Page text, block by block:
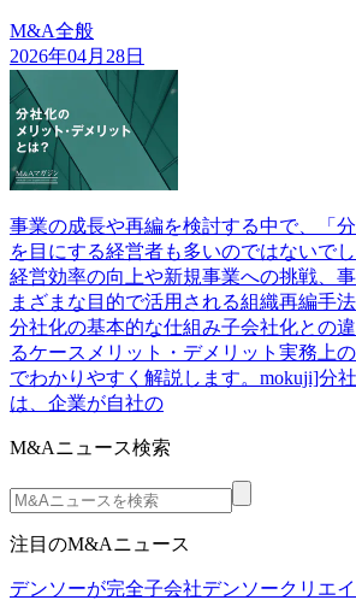
M&A全般
2026年04月28日
事業の成長や再編を検討する中で、「
を目にする経営者も多いのではないで
経営効率の向上や新規事業への挑戦、
まざまな目的で活用される組織再編手
分社化の基本的な仕組み子会社化との
るケースメリット・デメリット実務上
でわかりやすく解説します。mokuji]分
は、企業が自社の
M&Aニュース検索
注目のM&Aニュース
デンソーが完全子会社デンソークリエ